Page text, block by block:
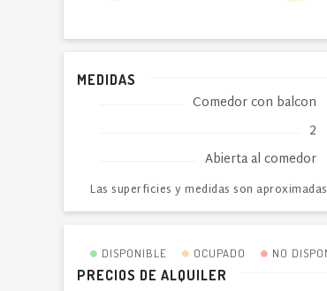
MEDIDAS
Comedor con balcon
2
Abierta al comedor
Las superficies y medidas son
DISPONIBLE OCUPADO NO
PRECIOS DE ALQUILER